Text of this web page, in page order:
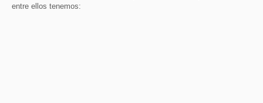
entre ellos tenemos: